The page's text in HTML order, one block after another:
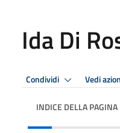
Ida Di
Condividi Vedi
INDICE DELLA PAGINA